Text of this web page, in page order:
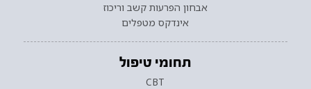
אבחון הפרעות קשב וריכוז
אינדקס מטפלים
תחומי טיפול
CBT